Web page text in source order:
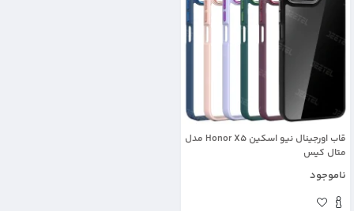
قاب اورجینال نیو اسکین Honor X5 مدل
متال کیس
ناموجود